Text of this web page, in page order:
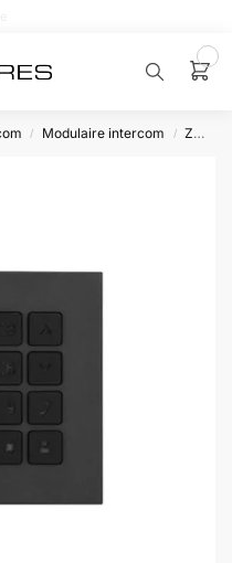
/ Modulaire intercom / Zwart